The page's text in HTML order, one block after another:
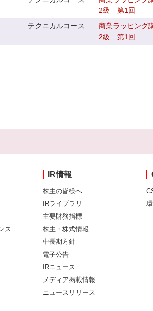
2級 第1回
テクニカルコース
商業ラッピン
2級 第1回
ス
IR情報
株主の皆様へ
IRライブラリ
主要財務指標
株主・株式情報
中長期方針
電子公告
IRニュース
メディア掲載情報
ニュースリリース